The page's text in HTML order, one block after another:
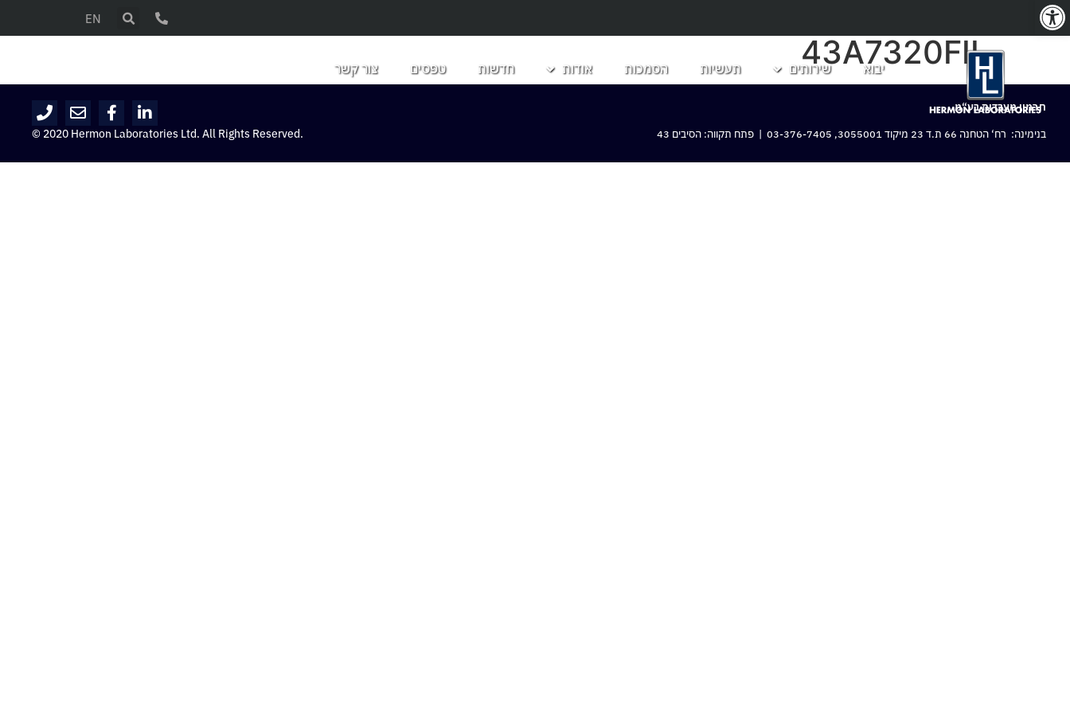
EN
יבוא שירותים תעשיות הסמכות אודות חדשות טפסים צור קשר 43A7320FIL
חרמון מעבדות בע“מ
בנימינה: רח‘ הטחנה 66 ת.ד 23 מיקוד 3055001,
03-376-7405 | פתח תקווה: הסיבים 43 © 2020 Hermon Laboratories Ltd. All Rights Reserved.